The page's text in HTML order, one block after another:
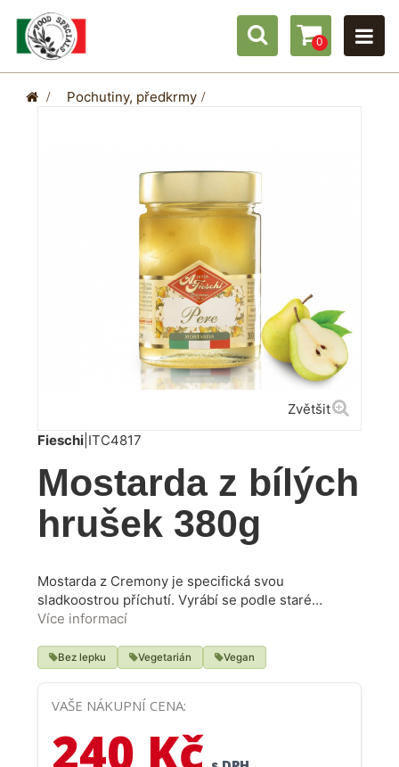
0
> Pochutiny, předkrmy >
Zvětšit
Fieschi ITC4817
Mostarda z bílých
hrušek 380g
Mostarda z Cremony je specifická svou
sladkoostrou příchutí. Vyrábí se podle staré
tradiční cremonské receptury z pečlivě vybraného
oleji. Po získání ostré chuti je ovoce zalito
cukrovým sirupem. Hodí se pro všechny, kteří
s italskou uzeninou, plísňovými i nezrajícími sýry.
Více informací
Bez lepku Vegetarián Vegan
VAŠE NÁKUPNÍ CENA:
240 Kč